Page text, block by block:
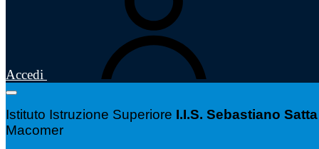
Accedi
Istituto Istruzione Superiore I.I.S. Sebastiano Satta
Macomer